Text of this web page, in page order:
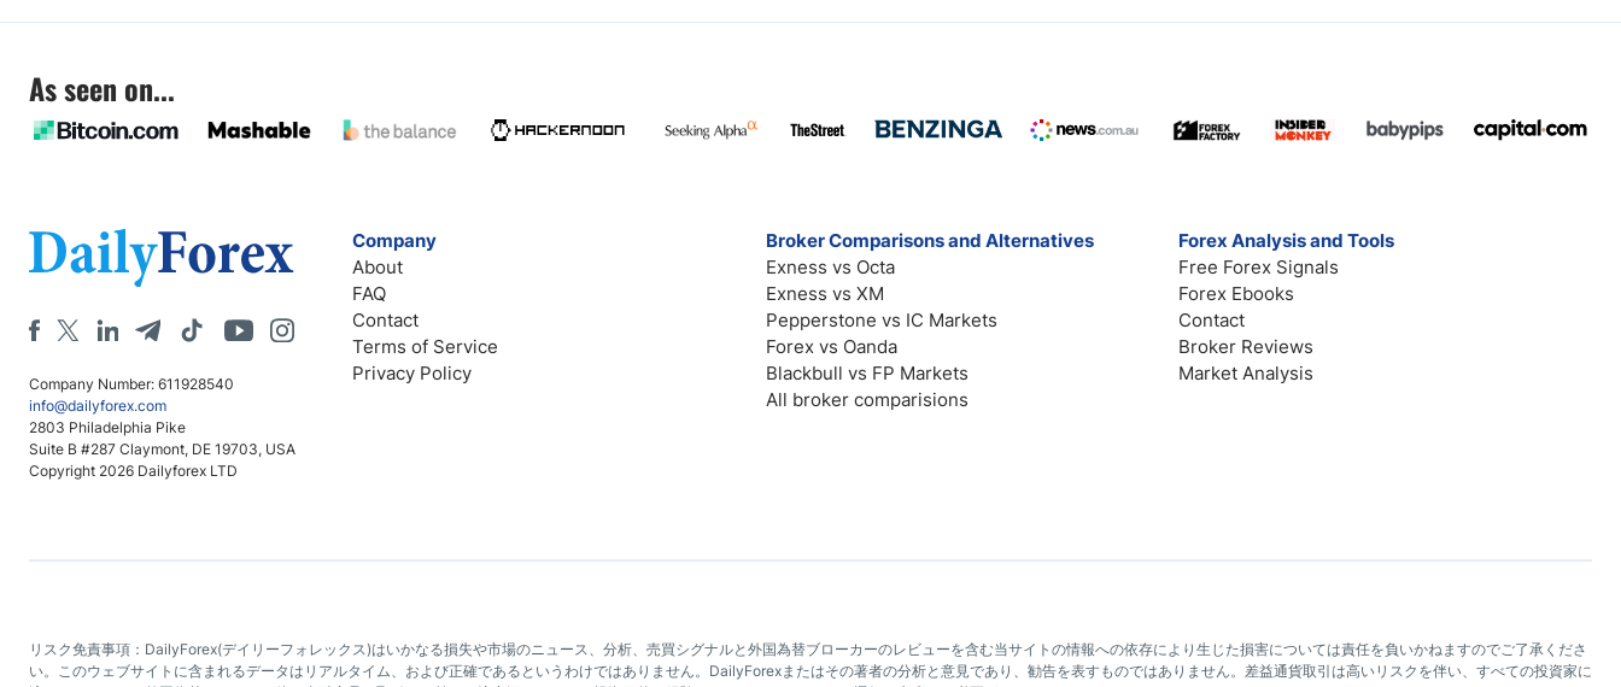
As seen on...
Company Number: 611928540
info@dailyforex.com
2803 Philadelphia Pike
Suite B #287 Claymont, DE 19703, USA
Copyright 2026 Dailyforex LTD
Company
About
FAQ
Contact
Terms of Service
Privacy Policy
Broker Comparisons and Alternatives
Exness vs Octa
Exness vs XM
Pepperstone vs IC Markets
Forex vs Oanda
Blackbull vs FP Markets
All broker comparisions
Forex Analysis and Tools
Free Forex Signals
Forex Ebooks
Contact
Broker Reviews
Market Analysis
リスク免責事項：DailyForex(デイリーフォレックス)はいかなる損失や市場のニュース、分析、売買シグナルと外国為替ブローカーのレビューを含む当サイトの情報への依存により生じた損害については責任を負いかねますのでご了承くださ
い。このウェブサイトに含まれるデータはリアルタイム、および正確であるというわけではありません。DailyForexまたはその著者の分析と意見であり、勧告を表すものではありません。差益通貨取引は高いリスクを伴い、すべての投資家に